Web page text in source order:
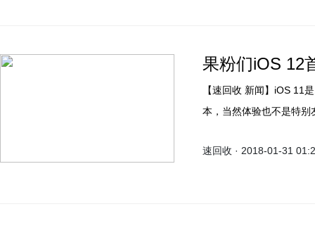
果粉们iOS 12
【速回收 新闻】iOS 11是失败的，这个系统被众多用户吐槽是Bug最多的一个版
本，当然体验也不是特
他们的目标也是要保证
速回收 · 2018-01-31